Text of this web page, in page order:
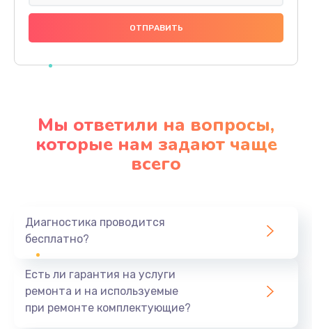
Ремонт после залития
2100 руб.
Заказать
Ремонт / замена кнопок, клавиш, индикаторов,
Заказать
1400 руб.
Заказать
Мы ответили на вопросы,
которые нам задают чаще
всего
Диагностика проводится
бесплатно?
Есть ли гарантия на услуги
ремонта и на используемые
при ремонте комплектующие?